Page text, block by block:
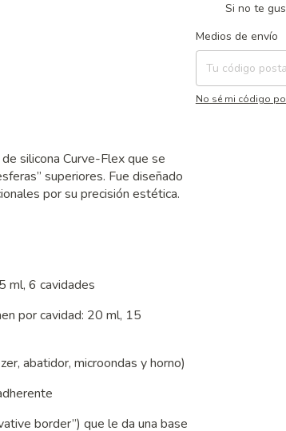
Si no te
Entregas para el CP:
Medios de envío
No sé mi código
silicona Curve-Flex que se
superiores. Fue diseñado
por su precisión estética.
ml, 6 cavidades
por cavidad: 20 ml, 15
abatidor, microondas y horno)
border”) que le da una base